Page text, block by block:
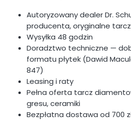
Autoryzowany dealer Dr.
producenta, oryginalne
Wysyłka 48 godzin
Doradztwo techniczne —
formatu płytek (Dawid
847)
Leasing i raty
Pełna oferta tarcz
gresu, ceramiki
Bezpłatna dostawa od 700